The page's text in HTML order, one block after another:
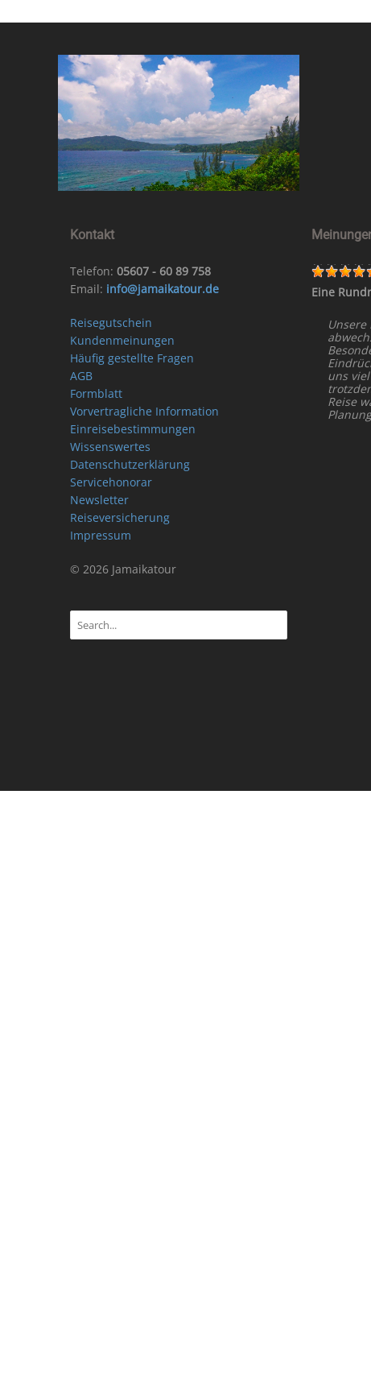
Kontakt
Telefon: 05607 - 60 89 758
Email: info@jamaikatour.de
Reisegutschein
Kundenmeinungen
Häufig gestellte Fragen
AGB
Formblatt
Vorvertragliche Information
Einreisebestimmungen
Wissenswertes
Datenschutzerklärung
Servicehonorar
Newsletter
Reiseversicherung
Impressum
© 2026 Jamaikatour
Eine
Unsere
uns
Reise